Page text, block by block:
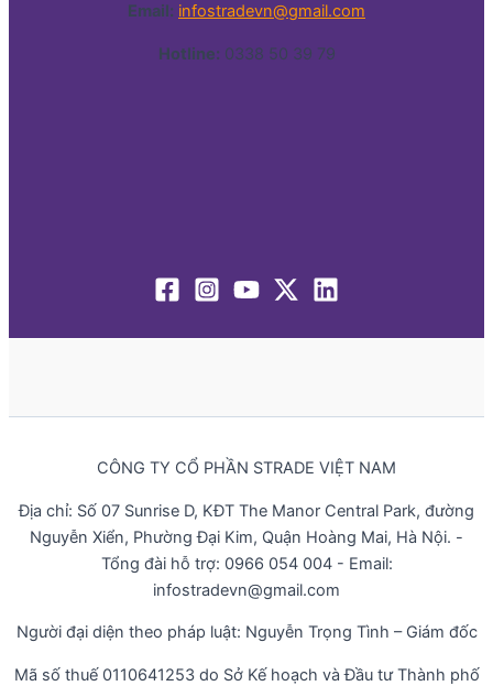
Email: infostradevn@gmail.com
Hotline: 0338 50 39 79
CÔNG TY CỔ PHẦN STRADE VIỆT NAM
Địa chỉ: Số 07 Sunrise D, KĐT The Manor Central Park, đường
Nguyễn Xiển, Phường Đại Kim, Quận Hoàng Mai, Hà Nội. -
Tổng đài hỗ trợ: 0966 054 004 - Email:
infostradevn@gmail.com
Người đại diện theo pháp luật: Nguyễn Trọng Tình – Giám đốc
Mã số thuế 0110641253 do Sở Kế hoạch và Đầu tư Thành phố